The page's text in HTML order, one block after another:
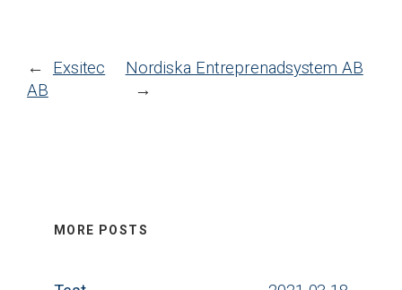
←
Exsitec
AB
Nordiska Entreprenadsystem AB
→
MORE POSTS